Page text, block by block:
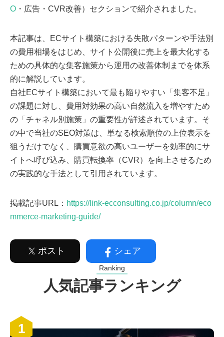
O ・広告・CVR改善）セクションで紹介されました。
本記事は、ECサイト構築における失敗パターンや手法別
の費用相場をはじめ、サイト公開後に売上を最大化する
ための具体的な集客施策から運用の改善体制までを体系
的に解説しています。
自社ECサイト構築において最も陥りやすい「集客不足」
の課題に対し、費用対効果の高い自然流入を増やすため
の「チャネル別施策」の重要性が詳述されています。そ
の中で当社のSEO対策は、単なる検索順位の上位表示を
狙うだけでなく、購買意欲の高いユーザーを効率的にサ
イトへ呼び込み、購買転換率（CVR）を向上させるため
の実践的な手法として引用されています。
掲載記事URL： https://link-ecconsulting.co.jp/column/eco
mmerce-marketing-guide/
ポスト シェア
Ranking
人気記事ランキング
1